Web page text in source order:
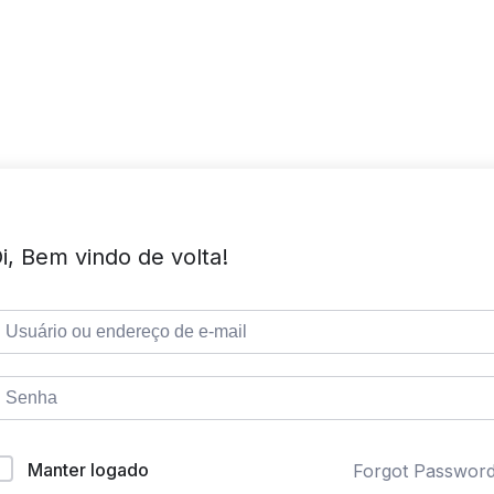
Bem vindo de volta!
Manter logado Forgot